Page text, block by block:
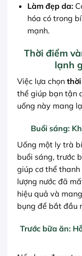
Làm đẹp da:
hóa có trong
mạnh.
Thời điểm
lạnh
Việc lựa chọn
thể giúp bạn tận
uống này mang
Buổi sáng:
Uống một ly trà
buổi sáng, trước
giúp cơ thể thanh
lượng nước đã
hiệu quả và
bụng để bắt đầu
Trước bữa ăn: